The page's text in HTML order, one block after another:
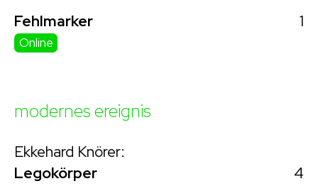
Fehlmarker
Online
1
modernes ereignis
Ekkehard Knörer:
Legokörper
4